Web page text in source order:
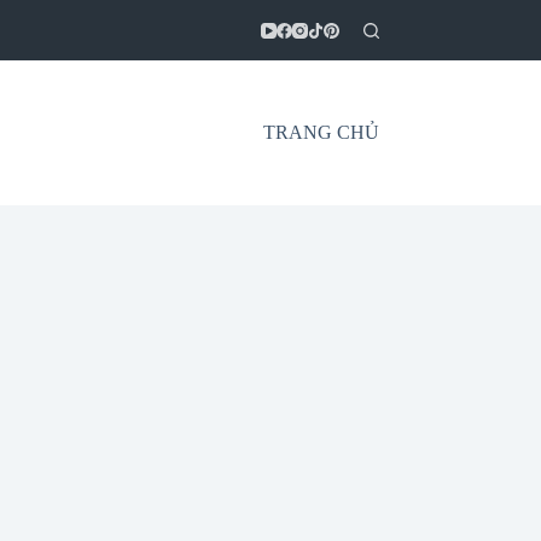
TRANG CHỦ